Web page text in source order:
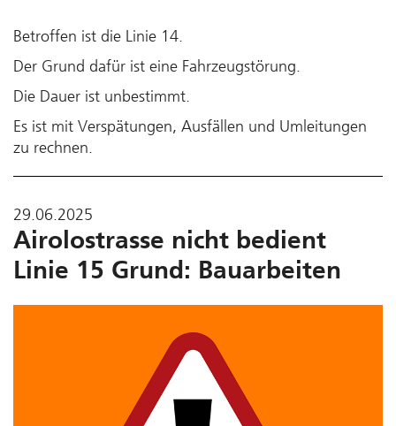
Betroffen ist die Linie 14.
Der Grund dafür ist eine Fahrzeugstörung.
Die Dauer ist unbestimmt.
Es ist mit Verspätungen, Ausfällen und Umleitungen
zu rechnen.
29.06.2025
Airolostrasse nicht bedient
Linie 15 Grund: Bauarbeiten